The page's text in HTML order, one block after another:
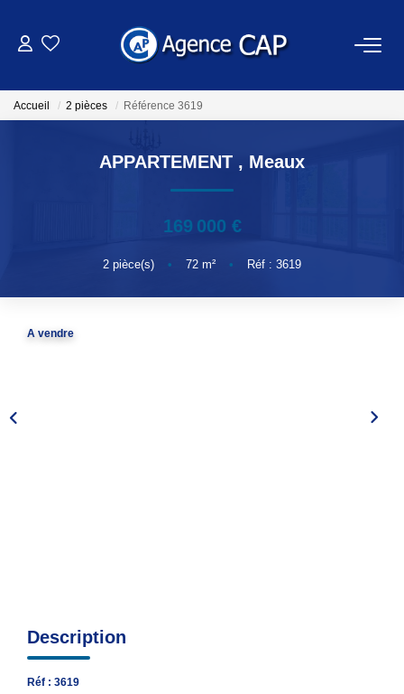
VENTES
Accueil 2 pièces Référence 3619
APPARTEMENT , Meaux
169 000 €
2 pièce(s) • 72 m² • Réf : 3619
A vendre
Description
Réf : 3619